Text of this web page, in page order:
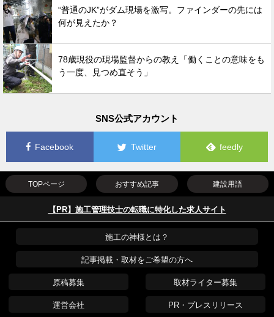
“普通のJK”がダム現場を激写。ファインダーの先には
何が見えたか？
78歳現役の現場監督からの教え「働くことの意味をも
う一度、見つめ直そう」
SNS公式アカウント
Facebook Twitter feedly
TOPページ おすすめ記事 建設用語
【PR】施工管理技士の転職に特化した求人サイト
施工の神様とは？
記事掲載・取材をご希望の方へ
原稿募集 取材ライター募集
運営会社 PR・プレスリリース